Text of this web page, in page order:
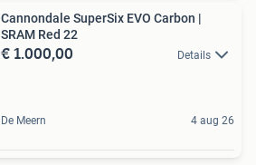
Cannondale SuperSix EVO Carbon |
SRAM Red 22
€ 1.000,00 Details
De Meern 4 aug 26